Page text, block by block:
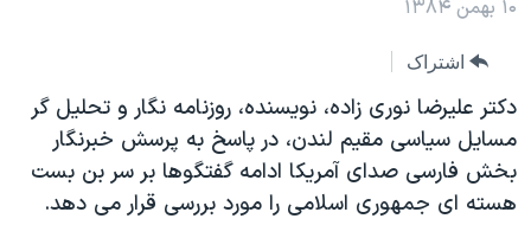
به
اصلی
جهش
به
جستجو
آمریکا
گزیده‌ها
ویژه برنامه‌ها
ویدیوها
صفحه‌های ویژه
عملیات خشم حماسی
۲۵۰سالگی آمریکا
بایگانی برنامه‌های تلویزیونی
پخش رادیویی
یادگیری زبان انگلیسی
۱۰ بهمن ۱۳۸۴
اشتراک
دکتر عليرضا نوری زاده، نويسنده، روزنامه نگار و تحليل گر
مسايل سياسی مقيم لندن، در پاسخ به پرسش خبرنگار
بخش فارسی صدای آمريکا ادامه گفتگوها بر سر بن بست
هسته ای جمهوری اسلامی را مورد بررسی قرار می دهد.